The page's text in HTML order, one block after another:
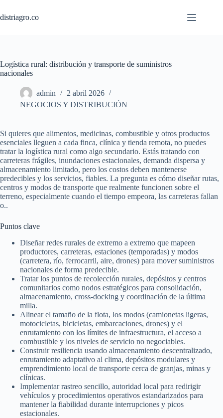
al
contenido
distriagro.co
Logística rural: distribución y transporte de suministros
nacionales
admin
2 abril 2026
NEGOCIOS Y DISTRIBUCIÓN
Si quieres que alimentos, medicinas, combustible y otros productos
esenciales lleguen a cada finca, clínica y tienda remota, no puedes
tratar la logística rural como algo secundario. Estás tratando con
carreteras frágiles, inundaciones estacionales, demanda dispersa y
almacenamiento limitado, pero los costos deben mantenerse
predecibles y los servicios, fiables. La pregunta es cómo diseñar rutas,
centros y modos de transporte que realmente funcionen sobre el
terreno, especialmente cuando el tiempo empeora, las carreteras fallan
o..
Puntos clave
Diseñar redes rurales de extremo a extremo que mapeen
productores, carreteras, estaciones (temporadas) y modos
(carretera, río, ferrocarril, aire, drones) para mover suministros
nacionales de forma predecible.
Tratar los puntos de recolección rurales, depósitos y centros
comunitarios como nodos estratégicos para consolidación,
almacenamiento, cross-docking y coordinación de la última
milla.
Alinear el tamaño de la flota, los modos (camionetas ligeras,
motocicletas, bicicletas, embarcaciones, drones) y el
enrutamiento con los límites de infraestructura, el acceso a
combustible y los niveles de servicio no negociables.
Construir resiliencia usando almacenamiento descentralizado,
enrutamiento adaptativo al clima, depósitos modulares y
emprendimiento local de transporte cerca de granjas, minas y
clínicas.
Implementar rastreo sencillo, autoridad local para redirigir
vehículos y procedimientos operativos estandarizados para
mantener la fiabilidad durante interrupciones y picos
estacionales.